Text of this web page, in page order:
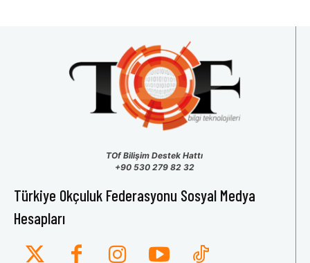
TOf Bilişim Destek Hattı
+90 530 279 82 32
Türkiye Okçuluk Federasyonu Sosyal Medya
Hesapları